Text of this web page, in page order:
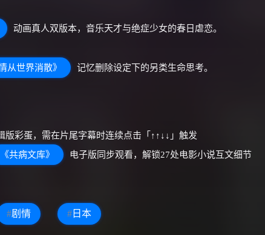
动画真人双版本，音乐天才与绝症少女的春日虐恋。
从世界消散》 记忆删除设定下的另类生命思考。
彩蛋，需在片尾字幕时连续点击「↑↑↓↓」触发
《共病文库》 电子版同步观看，解锁27处电影小说互文细节
#剧情 # 日本